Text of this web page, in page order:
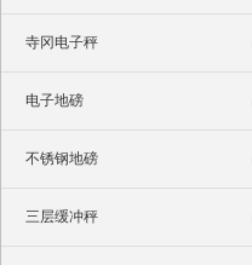
寺冈电子秤
电子地磅
不锈钢地磅
三层缓冲秤